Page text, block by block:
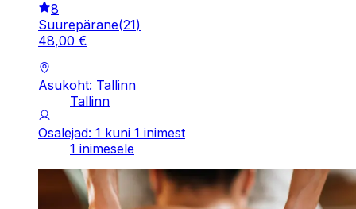
8
Suurepärane(21)
48,00 €
Asukoht: Tallinn
Tallinn
Osalejad: 1 kuni 1 inimest
1 inimesele